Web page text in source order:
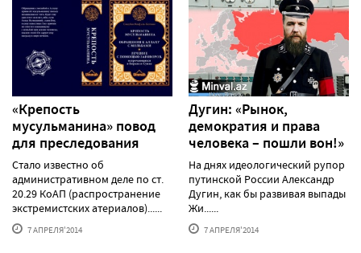
«Крепость
мусульманина» повод
для преследования
Стало известно об
административном деле по ст.
20.29 КоАП (распространение
экстремистских атериалов)......
7 АПРЕЛЯ'2014
Дугин: «Рынок,
демократия и права
человека – пошли вон!»
На днях идеологический рупор
путинской России Александр
Дугин, как бы развивая выпады
Жи......
7 АПРЕЛЯ'2014